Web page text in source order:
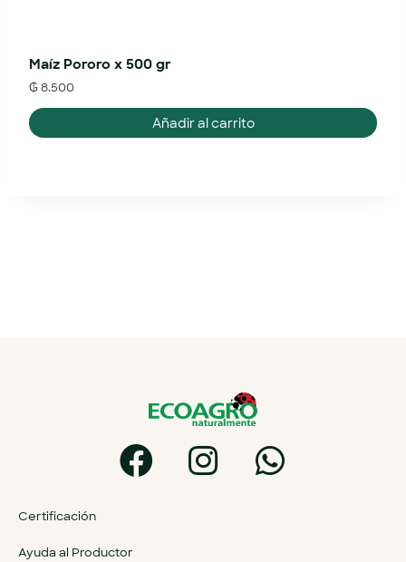
Maíz Pororo x 500 gr
₲8.500
Añadir al carrito
Certificación
Ayuda al Productor